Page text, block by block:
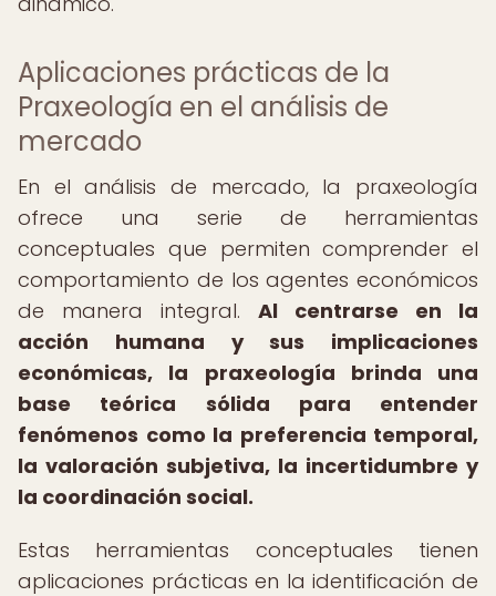
Aplicaciones prácticas de la
Praxeología en el análisis de
mercado
En el análisis de mercado, la praxeología
ofrece una serie de herramientas
conceptuales que permiten comprender el
comportamiento de los agentes económicos
de manera integral. Al centrarse en la
acción humana y sus implicaciones
económicas, la praxeología brinda una
base teórica sólida para entender
fenómenos como la preferencia temporal,
la valoración subjetiva, la incertidumbre y
la coordinación social.
Estas herramientas conceptuales tienen
aplicaciones prácticas en la identificación de